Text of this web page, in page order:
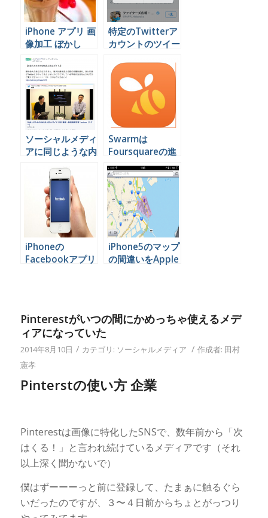
iPhone アプリ 画
像加工 ぼかし
特定のTwitterア
カウントのツイー
させる方法
iPhone
ソーシャルメディ
アに同じような内
容の投稿を何度も
していいのでしょ
Swarmは
Foursquareの進
化版？とりあえず
使ってみたでーー
iPhoneの
Facebookアプリ
iPhone5のマップ
の間違いをApple
Pinterestがいつの間にかめっちゃ使えるメデ
ィアになっていた
2014年8月10日 / カテゴリ: ソーシャルメディア / 作成者: 田村
憲孝
Pinterstの使い方 企業
Pinterestは画像に特化したSNSで、数年前から「次
はくる！」と言われ続けているメディアです（それ
以上深く聞かないで）
僕はずーーーっと前に登録して、たまぁに触るぐら
いだったのですが、３〜４日前からちょとがっつり